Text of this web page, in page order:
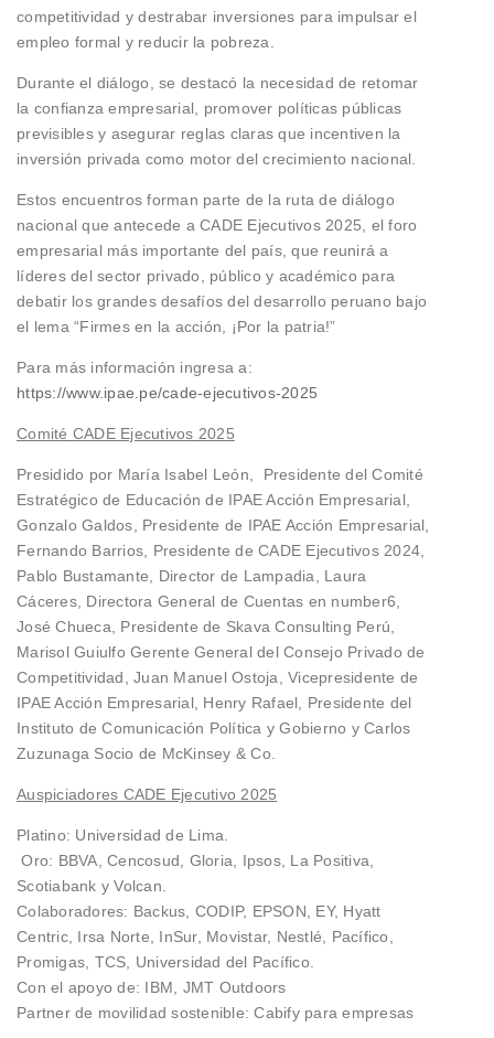
competitividad y destrabar inversiones para impulsar el
empleo formal y reducir la pobreza.
Durante el diálogo, se destacó la necesidad de retomar
la confianza empresarial, promover políticas públicas
previsibles y asegurar reglas claras que incentiven la
inversión privada como motor del crecimiento nacional.
Estos encuentros forman parte de la ruta de diálogo
nacional que antecede a CADE Ejecutivos 2025, el foro
empresarial más importante del país, que reunirá a
líderes del sector privado, público y académico para
debatir los grandes desafíos del desarrollo peruano bajo
el lema “Firmes en la acción, ¡Por la patria!”
Para más información ingresa a:
https://www.ipae.pe/cade-ejecutivos-2025
Comité CADE Ejecutivos 2025
Presidido por María Isabel León, Presidente del Comité
Estratégico de Educación de IPAE Acción Empresarial,
Gonzalo Galdos, Presidente de IPAE Acción Empresarial,
Fernando Barrios, Presidente de CADE Ejecutivos 2024,
Pablo Bustamante, Director de Lampadia, Laura
Cáceres, Directora General de Cuentas en number6,
José Chueca, Presidente de Skava Consulting Perú,
Marisol Guiulfo Gerente General del Consejo Privado de
Competitividad, Juan Manuel Ostoja, Vicepresidente de
IPAE Acción Empresarial, Henry Rafael, Presidente del
Instituto de Comunicación Política y Gobierno y Carlos
Zuzunaga Socio de McKinsey & Co.
Auspiciadores CADE Ejecutivo 2025
Platino: Universidad de Lima.
Oro: BBVA, Cencosud, Gloria, Ipsos, La Positiva,
Scotiabank y Volcan.
Colaboradores: Backus, CODIP, EPSON, EY, Hyatt
Centric, Irsa Norte, InSur, Movistar, Nestlé, Pacífico,
Promigas, TCS, Universidad del Pacífico.
Con el apoyo de: IBM, JMT Outdoors
Partner de movilidad sostenible: Cabify para empresas